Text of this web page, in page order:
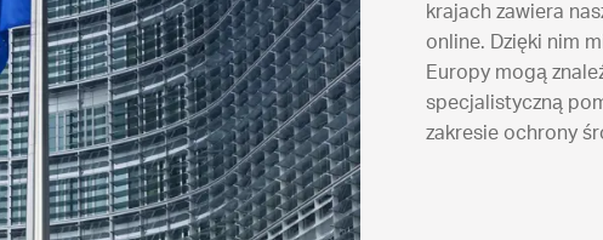
krajach zawiera
online. Dzięki nim
Europy mogą
specjalistyczną
zakresie ochrony